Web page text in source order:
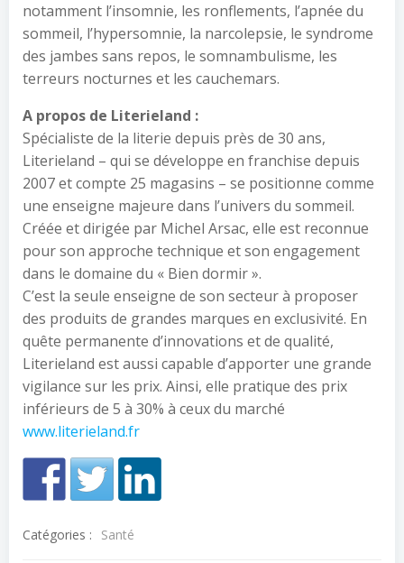
notamment l’insomnie, les ronflements, l’apnée du
sommeil, l’hypersomnie, la narcolepsie, le syndrome
des jambes sans repos, le somnambulisme, les
terreurs nocturnes et les cauchemars.
A propos de Literieland :
Spécialiste de la literie depuis près de 30 ans,
Literieland – qui se développe en franchise depuis
2007 et compte 25 magasins – se positionne comme
une enseigne majeure dans l’univers du sommeil.
Créée et dirigée par Michel Arsac, elle est reconnue
pour son approche technique et son engagement
dans le domaine du « Bien dormir ».
C’est la seule enseigne de son secteur à proposer
des produits de grandes marques en exclusivité. En
quête permanente d’innovations et de qualité,
Literieland est aussi capable d’apporter une grande
vigilance sur les prix. Ainsi, elle pratique des prix
inférieurs de 5 à 30% à ceux du marché
www.literieland.fr
Catégories : Santé